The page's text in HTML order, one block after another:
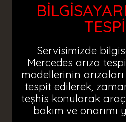
Servisimizde
Mercedes arıza
modellerinin
tespit edilerek,
teşhis konularak
bakım ve onarımı